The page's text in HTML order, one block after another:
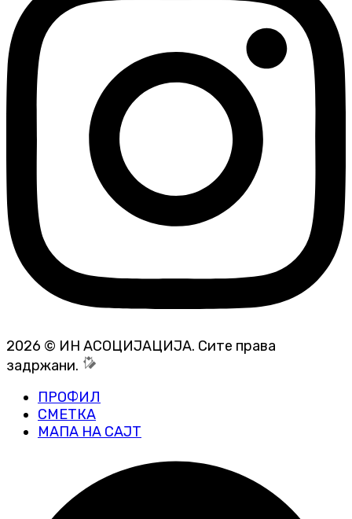
2026 © ИН АСОЦИЈАЦИЈА. Сите права
задржани.
ПРОФИЛ
СМЕТКА
МАПА НА САЈТ